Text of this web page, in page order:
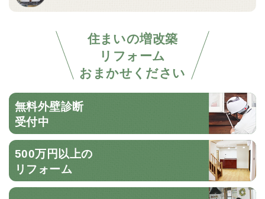
住まいの増改築
リフォーム
おまかせください
無料外壁診断
受付中
500万円以上の
リフォーム